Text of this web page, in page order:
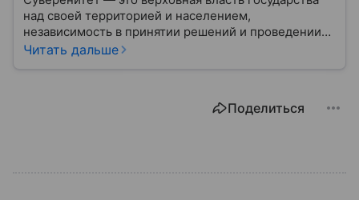
над своей территорией и населением,
независимость в принятии решений и проведении
внешней политики.
Читать дальше
Поделиться